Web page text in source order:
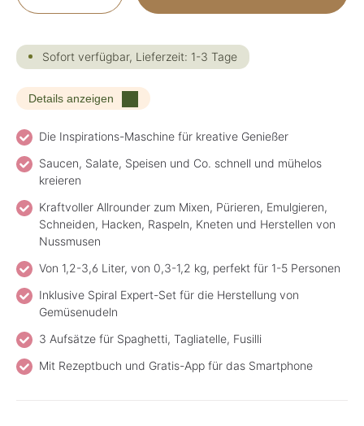
Sofort verfügbar, Lieferzeit: 1-3 Tage
Details anzeigen
Die Inspirations-Maschine für kreative Genießer
Saucen, Salate, Speisen und Co. schnell und mühelos
kreieren
Kraftvoller Allrounder zum Mixen, Pürieren, Emulgieren,
Schneiden, Hacken, Raspeln, Kneten und Herstellen von
Nussmusen
Von 1,2-3,6 Liter, von 0,3-1,2 kg, perfekt für 1-5 Personen
Inklusive Spiral Expert-Set für die Herstellung von
Gemüsenudeln
3 Aufsätze für Spaghetti, Tagliatelle, Fusilli
Mit Rezeptbuch und Gratis-App für das Smartphone